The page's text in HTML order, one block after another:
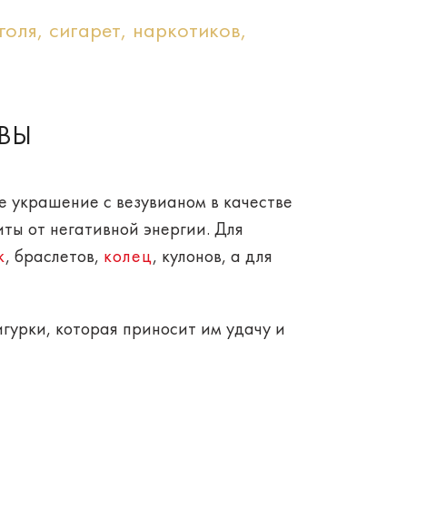
сигарет, наркотиков,
украшение с везувианом в качестве
от негативной энергии. Для
, браслетов, колец, кулонов, а для
, которая приносит им удачу и